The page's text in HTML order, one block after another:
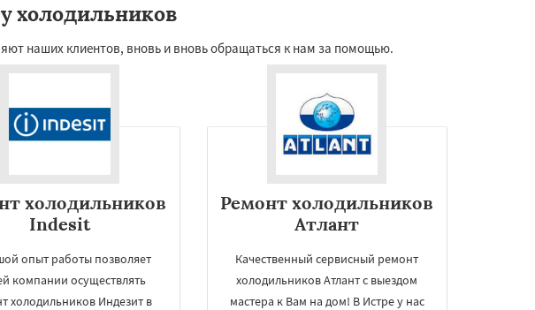
холодильников
наших клиентов, вновь и вновь обращаться к нам за помощью.
холодильников
Indesit
опыт работы позволяет
компании осуществлять
холодильников Индезит в
Ремонт холодильников
Атлант
Качественный сервисный ремонт
холодильников Атлант с выездом
мастера к Вам на дом! В Истре у нас